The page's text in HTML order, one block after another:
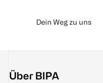
Dein Weg zu uns
Über BIPA